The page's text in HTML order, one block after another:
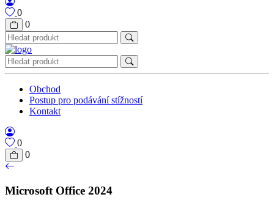
0
0
Obchod
Postup pro podávání stížností
Kontakt
0
0
Microsoft Office 2024